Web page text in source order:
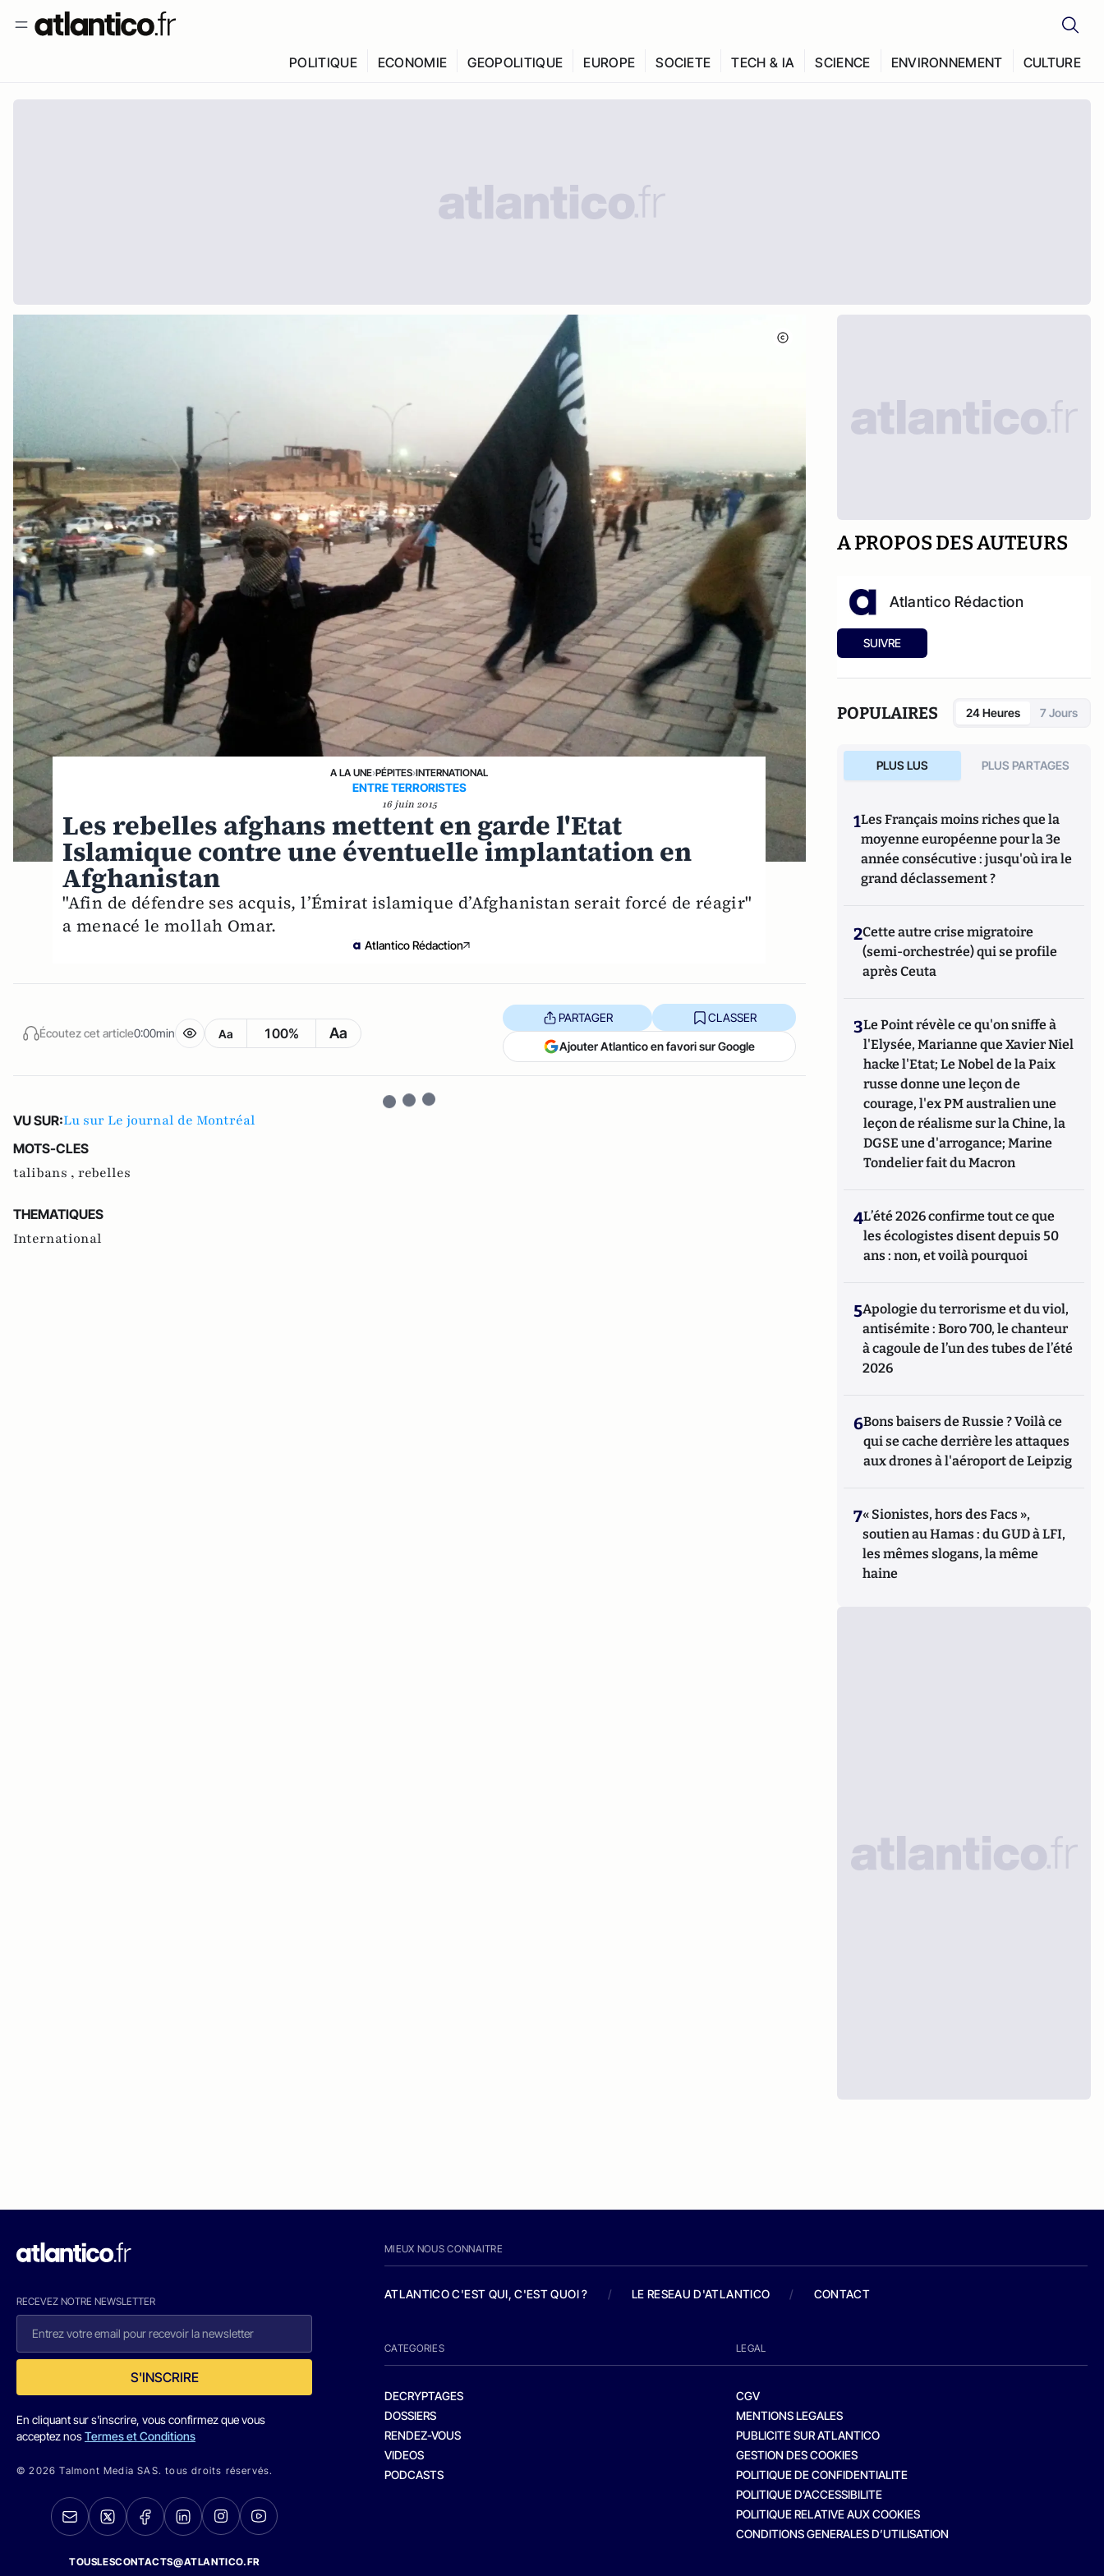
POLITIQUE ECONOMIE GEOPOLITIQUE EUROPE SOCIETE TECH & IA SCIENCE ENVIRONNEMENT CULTURE
A LA UNE›PÉPITES›INTERNATIONAL
ENTRE TERRORISTES
16 juin 2015
Les rebelles afghans mettent en garde l'Etat
Islamique contre une éventuelle implantation en
Afghanistan
"Afin de défendre ses acquis, l’Émirat islamique d’Afghanistan serait forcé de réagir"
a menacé le mollah Omar.
Atlantico Rédaction
Écoutez cet article0:00min Aa 100% Aa
PARTAGER CLASSER
Ajouter Atlantico en favori sur Google
VU SUR:Lu sur Le journal de Montréal
MOTS-CLES
talibans , rebelles
THEMATIQUES
International
A PROPOS DES AUTEURS
Atlantico Rédaction
SUIVRE
POPULAIRES 24 Heures 7 Jours
PLUS LUS PLUS PARTAGES
1Les Français moins riches que la
moyenne européenne pour la 3e
année consécutive : jusqu'où ira le
grand déclassement ?
2Cette autre crise migratoire
(semi-orchestrée) qui se profile
après Ceuta
3Le Point révèle ce qu'on sniffe à
l'Elysée, Marianne que Xavier Niel
hacke l'Etat; Le Nobel de la Paix
russe donne une leçon de
courage, l'ex PM australien une
leçon de réalisme sur la Chine, la
DGSE une d'arrogance; Marine
Tondelier fait du Macron
4L’été 2026 confirme tout ce que
les écologistes disent depuis 50
ans : non, et voilà pourquoi
5Apologie du terrorisme et du viol,
antisémite : Boro 700, le chanteur
à cagoule de l’un des tubes de l’été
2026
6Bons baisers de Russie ? Voilà ce
qui se cache derrière les attaques
aux drones à l'aéroport de Leipzig
7« Sionistes, hors des Facs »,
soutien au Hamas : du GUD à LFI,
les mêmes slogans, la même
haine
RECEVEZ NOTRE NEWSLETTER
S'INSCRIRE
En cliquant sur s'inscrire, vous confirmez que vous
acceptez nosTermes et Conditions
© 2026 Talmont Media SAS. tous droits réservés.
TOUSLESCONTACTS@ATLANTICO.FR
MIEUX NOUS CONNAITRE
ATLANTICO C'EST QUI, C'EST QUOI ? / LE RESEAU D'ATLANTICO / CONTACT
CATEGORIES
DECRYPTAGES
DOSSIERS
RENDEZ-VOUS
VIDEOS
PODCASTS
LEGAL
CGV
MENTIONS LEGALES
PUBLICITE SUR ATLANTICO
GESTION DES COOKIES
POLITIQUE DE CONFIDENTIALITE
POLITIQUE D’ACCESSIBILITE
POLITIQUE RELATIVE AUX COOKIES
CONDITIONS GENERALES D’UTILISATION